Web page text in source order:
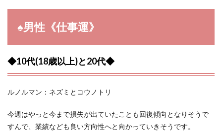
♠︎男性《仕事運》
◆10代(18歳以上)と20代◆
ルノルマン：ネズミとコウノトリ
今週はやっと今まで損失が出ていたことも回復傾向となりそうで
すんで、業績なども良い方向性へと向かっていきそうです。